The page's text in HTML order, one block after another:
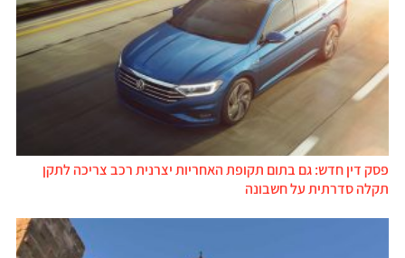
פסק דין חדש: גם בתום תקופת האחריות יצרנית רכב צריכה לתקן
תקלה סדרתית על חשבונה